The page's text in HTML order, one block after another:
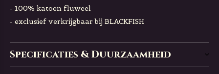
- 100% katoen fluweel
- exclusief verkrijgbaar bij BLACKFISH
Specificaties & Duurzaamheid